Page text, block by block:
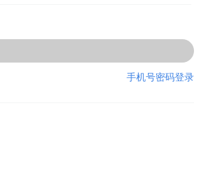
手机号密码登录